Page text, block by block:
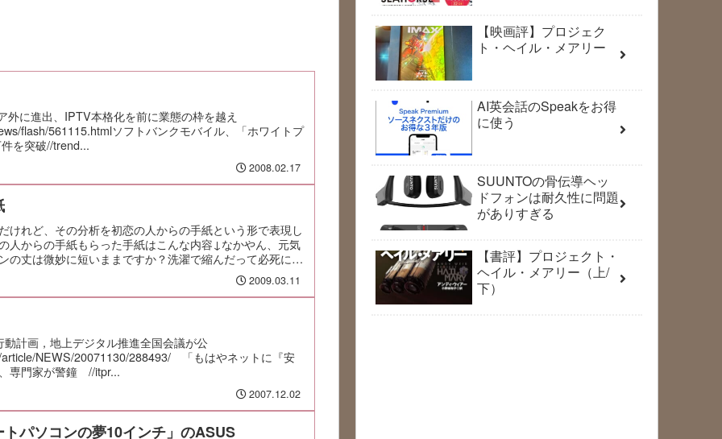
外に進出、IPTV本格化を前に業態の枠を越え
flash/561115.htmlソフトバンクモバイル、「ホワイトプ
を突破//trend...
2008.02.17
けれど、その分析を初恋の人からの手紙という形で表現し
人からの手紙もらった手紙はこんな内容↓なかやん、元気
の丈は微妙に短いままですか？洗濯で縮んだって必死に言
2009.03.11
計画，地上デジタル推進全国会議が公
NEWS/20071130/288493/ 「もはやネットに『安
専門家が警鐘 //itpr...
2007.12.02
パソコンの夢10インチ」のASUS
【映画評】プロジェク
ト・ヘイル・メアリー
AI英会話のSpeakをお得
に使う
SUUNTOの骨伝導ヘッ
ドフォンは耐久性に問題
がありすぎる
【書評】プロジェクト・
ヘイル・メアリー（上/
下）